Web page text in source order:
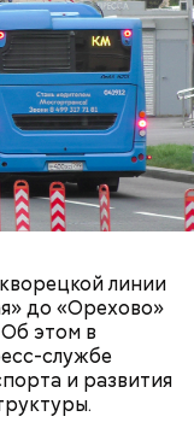
линии
до «Орехово»
этом в
службе
и развития
по своей
после
Дону,
самокаты бесят!